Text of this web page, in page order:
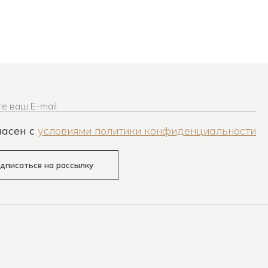
ваш E-mail
c условиями политики конфиденциальности
на рассылку